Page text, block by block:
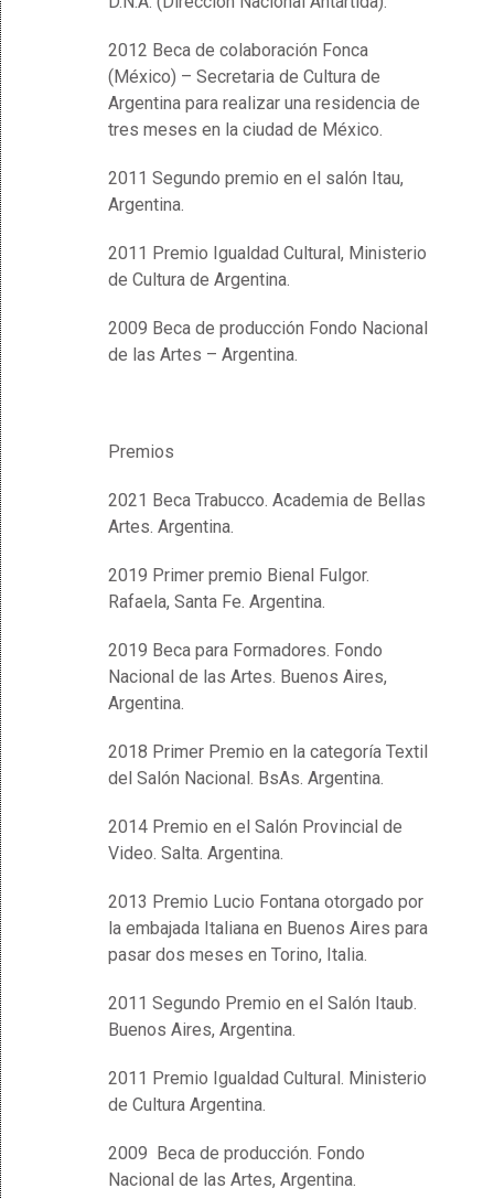
2012 Beca de colaboración Fonca
(México) – Secretaria de Cultura de
Argentina para realizar una residencia de
tres meses en la ciudad de México.
2011 Segundo premio en el salón Itau,
Argentina.
2011 Premio Igualdad Cultural, Ministerio
de Cultura de Argentina.
2009 Beca de producción Fondo Nacional
de las Artes – Argentina.
Premios
2021 Beca Trabucco. Academia de Bellas
Artes. Argentina.
2019 Primer premio Bienal Fulgor.
Rafaela, Santa Fe. Argentina.
2019 Beca para Formadores. Fondo
Nacional de las Artes. Buenos Aires,
Argentina.
2018 Primer Premio en la categoría Textil
del Salón Nacional. BsAs. Argentina.
2014 Premio en el Salón Provincial de
Video. Salta. Argentina.
2013 Premio Lucio Fontana otorgado por
la embajada Italiana en Buenos Aires para
pasar dos meses en Torino, Italia.
2011 Segundo Premio en el Salón Itaub.
Buenos Aires, Argentina.
2011 Premio Igualdad Cultural. Ministerio
de Cultura Argentina.
2009 Beca de producción. Fondo
Nacional de las Artes, Argentina.